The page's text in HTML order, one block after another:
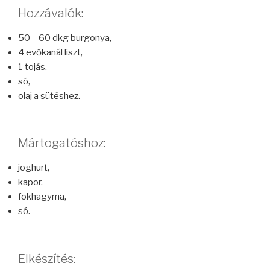
Hozzávalók:
50 – 60 dkg burgonya,
4 evőkanál liszt,
1 tojás,
só,
olaj a sütéshez.
Mártogatóshoz:
joghurt,
kapor,
fokhagyma,
só.
Elkészítés: